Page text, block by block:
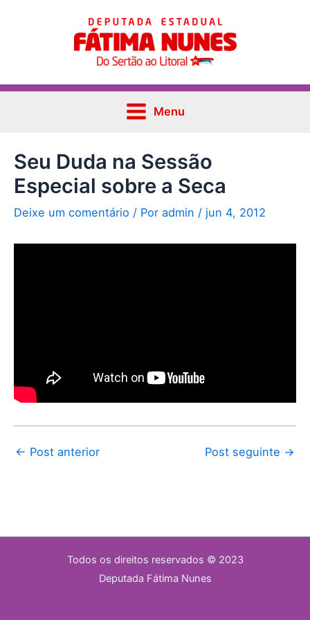
Main
Menu
Menu
Seu Duda na Sessão
Especial sobre a Seca
Deixe um comentário / Por admin / jun 4, 2012
← Post anterior Post seguinte →
Todos os direitos reservados © 2023
Deputada Fátima Nunes​